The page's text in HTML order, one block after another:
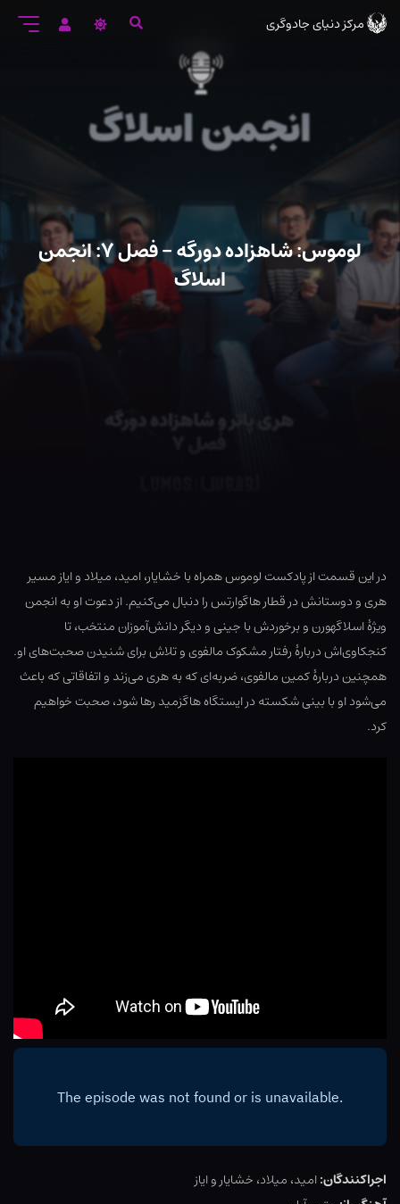
ورود
مرکز دنیای جادوگری
لوموس: شاهزاده دورگه – فصل ۷: انجمن
اسلاگ
در این قسمت از پادکست لوموس همراه با خشایار، امید، میلاد و ایاز مسیر
هری و دوستانش در قطار هاگوارتس را دنبال می‌کنیم. از دعوت او به انجمن
ویژهٔ اسلاگهورن و برخوردش با جینی و دیگر دانش‌آموزان منتخب، تا
کنجکاوی‌اش دربارهٔ رفتار مشکوک مالفوی و تلاش برای شنیدن صحبت‌های او.
همچنین دربارهٔ کمین مالفوی، ضربه‌ای که به هری می‌زند و اتفاقاتی که باعث
می‌شود او با بینی شکسته در ایستگاه هاگزمید رها شود، صحبت خواهیم
کرد.
اجراکنندگان:امید، میلاد، خشایار و ایاز